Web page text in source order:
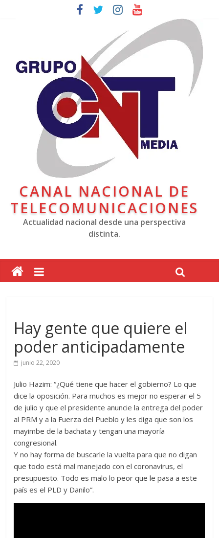
CANAL NACIONAL DE
TELECOMUNICACIONES
Actualidad nacional desde una perspectiva
distinta.
Hay gente que quiere el
poder anticipadamente
junio 22, 2020
Julio Hazim: “¿Qué tiene que hacer el gobierno? Lo que
dice la oposición. Para muchos es mejor no esperar el 5
de julio y que el presidente anuncie la entrega del poder
al PRM y a la Fuerza del Pueblo y les diga que son los
mayimbe de la bachata y tengan una mayoría
congresional.
Y no hay forma de buscarle la vuelta para que no digan
que todo está mal manejado con el coronavirus, el
presupuesto. Todo es malo lo peor que le pasa a este
país es el PLD y Danilo”.